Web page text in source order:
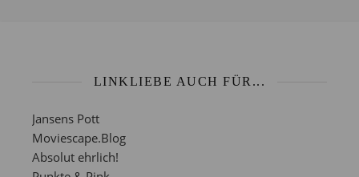
LINKLIEBE AUCH FÜR...
Jansens Pott
Moviescape.Blog
Absolut ehrlich!